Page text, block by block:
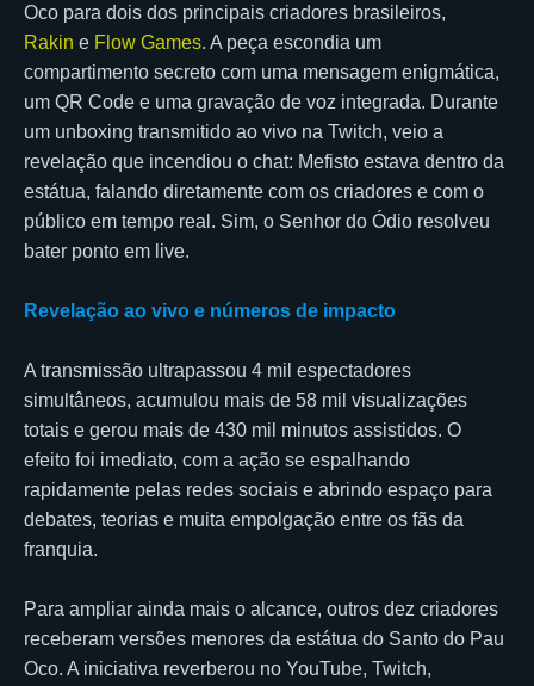
Oco para dois dos principais criadores brasileiros,
Rakin e Flow Games. A peça escondia um
compartimento secreto com uma mensagem enigmática,
um QR Code e uma gravação de voz integrada. Durante
um unboxing transmitido ao vivo na Twitch, veio a
revelação que incendiou o chat: Mefisto estava dentro da
estátua, falando diretamente com os criadores e com o
público em tempo real. Sim, o Senhor do Ódio resolveu
bater ponto em live.
Revelação ao vivo e números de impacto
A transmissão ultrapassou 4 mil espectadores
simultâneos, acumulou mais de 58 mil visualizações
totais e gerou mais de 430 mil minutos assistidos. O
efeito foi imediato, com a ação se espalhando
rapidamente pelas redes sociais e abrindo espaço para
debates, teorias e muita empolgação entre os fãs da
franquia.
Para ampliar ainda mais o alcance, outros dez criadores
receberam versões menores da estátua do Santo do Pau
Oco. A iniciativa reverberou no YouTube, Twitch,